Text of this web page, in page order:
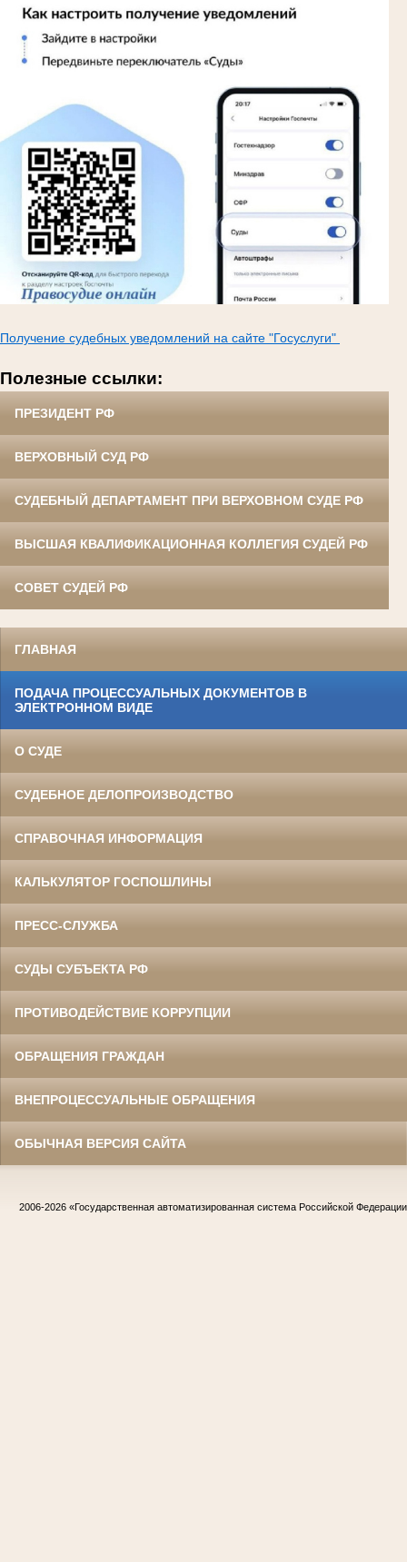
Получение судебных уведомлений на сайте "Госуслуги"
Полезные ссылки:
ПРЕЗИДЕНТ РФ
ВЕРХОВНЫЙ СУД РФ
СУДЕБНЫЙ ДЕПАРТАМЕНТ ПРИ ВЕРХОВНОМ СУДЕ РФ
ВЫСШАЯ КВАЛИФИКАЦИОННАЯ КОЛЛЕГИЯ СУДЕЙ РФ
СОВЕТ СУДЕЙ РФ
ГЛАВНАЯ
ПОДАЧА ПРОЦЕССУАЛЬНЫХ ДОКУМЕНТОВ В
ЭЛЕКТРОННОМ ВИДЕ
О СУДЕ
СУДЕБНОЕ ДЕЛОПРОИЗВОДСТВО
СПРАВОЧНАЯ ИНФОРМАЦИЯ
КАЛЬКУЛЯТОР ГОСПОШЛИНЫ
ПРЕСС-СЛУЖБА
СУДЫ СУБЪЕКТА РФ
ПРОТИВОДЕЙСТВИЕ КОРРУПЦИИ
ОБРАЩЕНИЯ ГРАЖДАН
ВНЕПРОЦЕССУАЛЬНЫЕ ОБРАЩЕНИЯ
ОБЫЧНАЯ ВЕРСИЯ САЙТА
2006-2026 «Государственная автоматизированная система Российской